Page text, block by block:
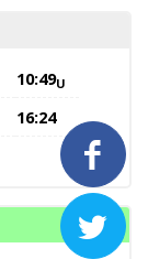


10:49U
16:24